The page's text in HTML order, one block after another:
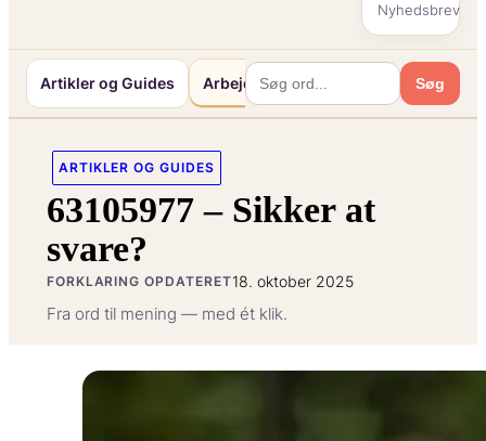
Nyhedsbrev
Artikler og Guides Arbejde og Karriereliv Søg
ARTIKLER OG GUIDES
63105977 – Sikker at
svare?
FORKLARING OPDATERET18. oktober 2025
Fra ord til mening — med ét klik.